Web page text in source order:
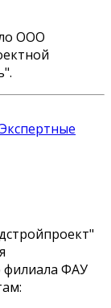
ООО
.
Экспертные
филиала ФАУ